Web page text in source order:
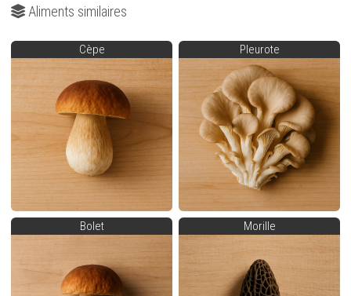
Aliments similaires
Cèpe Pleurote
Bolet Morille